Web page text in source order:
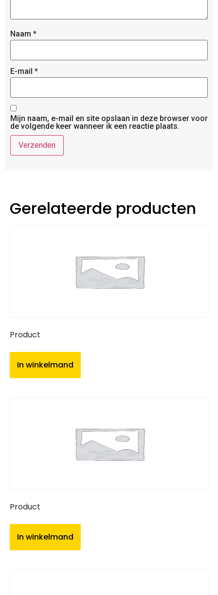
Naam *
E-mail *
Mijn naam, e-mail en site opslaan in deze browser voor
de volgende keer wanneer ik een reactie plaats.
Gerelateerde producten
Product
In winkelmand
Product
In winkelmand